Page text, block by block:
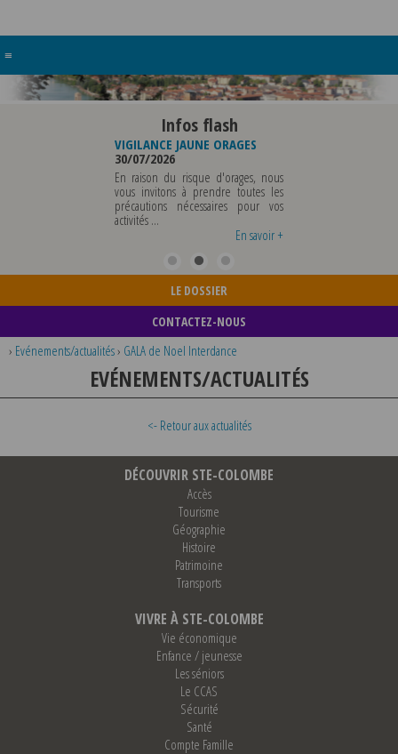
≡
Infos flash
VIGILANCE JAUNE ORAGES
30/07/2026
En raison du risque d'orages, nous
vous invitons à prendre toutes les
précautions nécessaires pour vos
activités ...
En savoir +
LE DOSSIER
CONTACTEZ-NOUS
› Evénements/actualités› GALA de Noel Interdance
EVÉNEMENTS/ACTUALITÉS
<- Retour aux actualités
DÉCOUVRIR STE-COLOMBE
Accès
Tourisme
Géographie
Histoire
Patrimoine
Transports
VIVRE À STE-COLOMBE
Vie économique
Enfance / jeunesse
Les séniors
Le CCAS
Sécurité
Santé
Compte Famille